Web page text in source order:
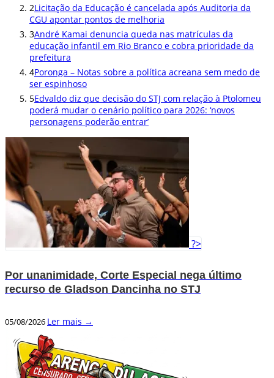
2Licitação da Educação é cancelada após Auditoria da
CGU apontar pontos de melhoria
3André Kamai denuncia queda nas matrículas da
educação infantil em Rio Branco e cobra prioridade da
prefeitura
4Poronga – Notas sobre a política acreana sem medo de
ser espinhoso
5Edvaldo diz que decisão do STJ com relação à Ptolomeu
poderá mudar o cenário político para 2026: ‘novos
personagens poderão entrar’
?>
Por unanimidade, Corte Especial nega último
recurso de Gladson Dancinha no STJ
05/08/2026 Ler mais →